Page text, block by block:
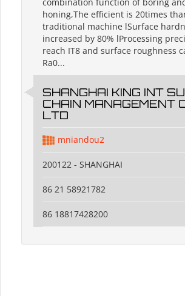
combination function of boring
honing,The efficient is 20times
traditional machine lSurface
increased by 80% lProcessing
reach IT8 and surface roughness
Ra0...
SHANGHAI KING INT
CHAIN MANAGEMENT
LTD
mniandou2
200122 - SHANGHAI
86 21 58921782
86 18817428200